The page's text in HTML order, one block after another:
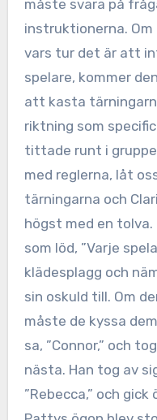
måste svara på
instruktionerna.
vars tur det är att
spelare, kommer
att kasta
riktning som
tittade runt i
med reglerna, låt
tärningarna och
högst med en
som löd, ”Varje
klädesplagg och
sin oskuld till. Om
måste de kyssa
sa, ”Connor,” och
nästa. Han tog av
”Rebecca,” och